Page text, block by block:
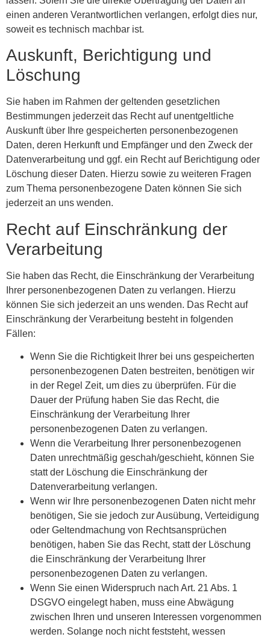
einen anderen Verantwortlichen verlangen, erfolgt dies nur,
soweit es technisch machbar ist.
Auskunft, Berichtigung und
Löschung
Sie haben im Rahmen der geltenden gesetzlichen
Bestimmungen jederzeit das Recht auf unentgeltliche
Auskunft über Ihre gespeicherten personenbezogenen
Daten, deren Herkunft und Empfänger und den Zweck der
Datenverarbeitung und ggf. ein Recht auf Berichtigung oder
Löschung dieser Daten. Hierzu sowie zu weiteren Fragen
zum Thema personenbezogene Daten können Sie sich
jederzeit an uns wenden.
Recht auf Einschränkung der
Verarbeitung
Sie haben das Recht, die Einschränkung der Verarbeitung
Ihrer personenbezogenen Daten zu verlangen. Hierzu
können Sie sich jederzeit an uns wenden. Das Recht auf
Einschränkung der Verarbeitung besteht in folgenden
Fällen:
Wenn Sie die Richtigkeit Ihrer bei uns gespeicherten
personenbezogenen Daten bestreiten, benötigen wir
in der Regel Zeit, um dies zu überprüfen. Für die
Dauer der Prüfung haben Sie das Recht, die
Einschränkung der Verarbeitung Ihrer
personenbezogenen Daten zu verlangen.
Wenn die Verarbeitung Ihrer personenbezogenen
Daten unrechtmäßig geschah/geschieht, können Sie
statt der Löschung die Einschränkung der
Datenverarbeitung verlangen.
Wenn wir Ihre personenbezogenen Daten nicht mehr
benötigen, Sie sie jedoch zur Ausübung, Verteidigung
oder Geltendmachung von Rechtsansprüchen
benötigen, haben Sie das Recht, statt der Löschung
die Einschränkung der Verarbeitung Ihrer
personenbezogenen Daten zu verlangen.
Wenn Sie einen Widerspruch nach Art. 21 Abs. 1
DSGVO eingelegt haben, muss eine Abwägung
zwischen Ihren und unseren Interessen vorgenommen
werden. Solange noch nicht feststeht, wessen